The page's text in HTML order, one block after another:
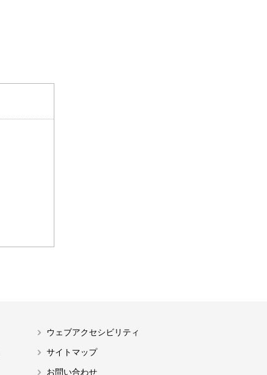
ウェブアクセシビリティ
サイトマップ
お問い合わせ